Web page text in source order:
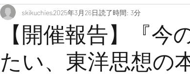
【開催報告】『今
たい、東洋思想の
skikuchies2025年3月26日読了時間: 3分